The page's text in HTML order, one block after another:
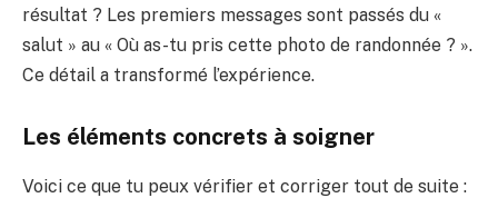
résultat ? Les premiers messages sont passés du «
salut » au « Où as-tu pris cette photo de randonnée ? ».
Ce détail a transformé l’expérience.
Les éléments concrets à soigner
Voici ce que tu peux vérifier et corriger tout de suite :